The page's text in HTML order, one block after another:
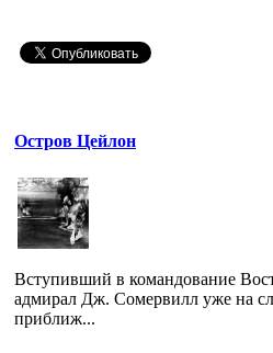
Остров Цейлон
Вступивший в командование
адмирал Дж. Сомервилл уже на
приближ...